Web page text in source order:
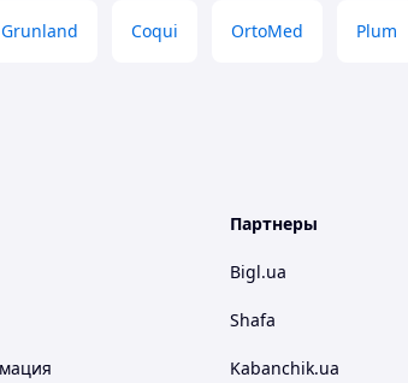
Grunland Coqui OrtoMed Plum
Партнеры
Bigl.ua
Shafa
Kabanchik.ua